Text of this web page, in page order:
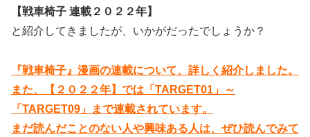
【戦車椅子 連載２０２２年】
と紹介してきましたが、いかがだったでしょうか？
『戦車椅子』漫画の連載について、詳しく紹介しました。
また、【２０２２年】では「TARGET01」～
「TARGET09」まで連載されています。
まだ読んだことのない人や興味ある人は、ぜひ読んでみて